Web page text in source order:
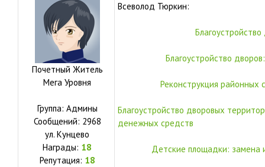
Почетный Житель
Мега Уровня
Группа: Админы
Сообщений: 2968
ул. Кунцево
Награды: 18
Репутация: 18
Всеволод Тюркин:
Благоустройство
Реконструкция районных
Благоустройство дворовых
денежных средств
Детские площадки: замена